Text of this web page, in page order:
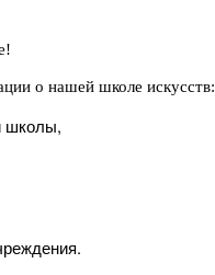
о нашей школе искусств:
школы,